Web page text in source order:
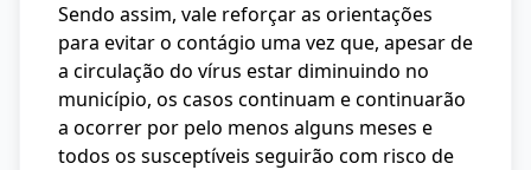
Sendo assim, vale reforçar as orientações
para evitar o contágio uma vez que, apesar de
a circulação do vírus estar diminuindo no
município, os casos continuam e continuarão
a ocorrer por pelo menos alguns meses e
todos os susceptíveis seguirão com risco de